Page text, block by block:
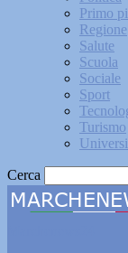
Primo
Regione
Salute
Scuola
Sociale
Sport
Turismo
Cerca